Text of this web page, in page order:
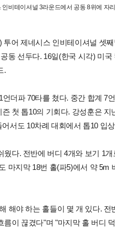
인비테이셔널 3라운드에서 공동 8위에 자
투어 제네시스 인비테이셔널 셋
동 선두다. 16일(한국 시각) 미
.
더파 70타를 쳤다. 중간 합계 7
첫 톱10의 기회다. 강성훈은
서도 10차례 대회에서 톱10 입
다. 전반에 버디 4개와 보기 1
마지막 18번 홀(파5)에서 약
해야 하는 홀들이 몇 개 있다.
이 끊겼다"며 "마지막 홀 버디